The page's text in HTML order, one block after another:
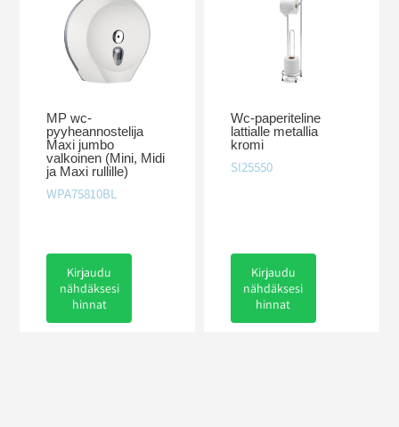
MP wc-
pyyheannostelija
Maxi jumbo
valkoinen (Mini, Midi
ja Maxi rullille)
WPA75810BL
Kirjaudu
nähdäksesi
hinnat
Wc-paperiteline
lattialle metallia
kromi
SI25550
Kirjaudu
nähdäksesi
hinnat